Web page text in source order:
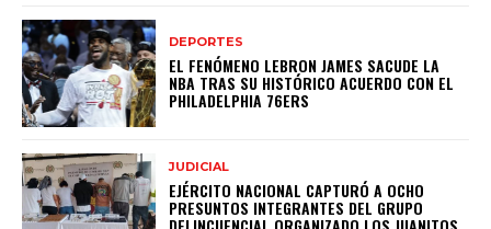
DEPORTES
EL FENÓMENO LEBRON JAMES SACUDE LA
NBA TRAS SU HISTÓRICO ACUERDO CON EL
PHILADELPHIA 76ERS
JUDICIAL
EJÉRCITO NACIONAL CAPTURÓ A OCHO
PRESUNTOS INTEGRANTES DEL GRUPO